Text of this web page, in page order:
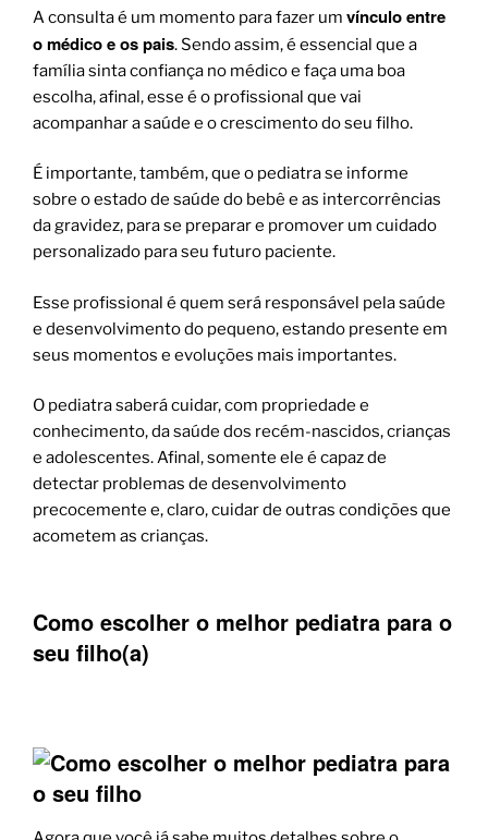
A consulta é um momento para fazer um vínculo entre
o médico e os pais. Sendo assim, é essencial que a
família sinta confiança no médico e faça uma boa
escolha, afinal, esse é o profissional que vai
acompanhar a saúde e o crescimento do seu filho.
É importante, também, que o pediatra se informe
sobre o estado de saúde do bebê e as intercorrências
da gravidez, para se preparar e promover um cuidado
personalizado para seu futuro paciente.
Esse profissional é quem será responsável pela saúde
e desenvolvimento do pequeno, estando presente em
seus momentos e evoluções mais importantes.
O pediatra saberá cuidar, com propriedade e
conhecimento, da saúde dos recém-nascidos, crianças
e adolescentes. Afinal, somente ele é capaz de
detectar problemas de desenvolvimento
precocemente e, claro, cuidar de outras condições que
acometem as crianças.
Como escolher o melhor pediatra para o
seu filho(a)